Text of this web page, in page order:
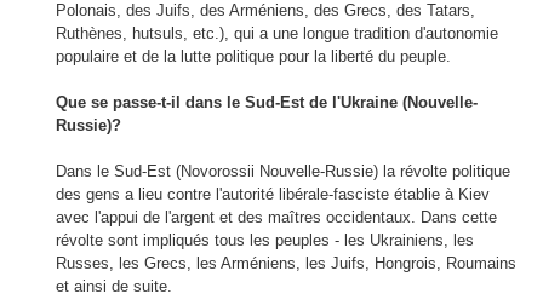
Polonais, des Juifs, des Arméniens, des Grecs, des Tatars,
Ruthènes, hutsuls, etc.), qui a une longue tradition d'autonomie
populaire et de la lutte politique pour la liberté du peuple.
Que se passe-t-il dans le Sud-Est de l'Ukraine (Nouvelle-
Russie)?
Dans le Sud-Est (Novorossii Nouvelle-Russie) la révolte politique
des gens a lieu contre l'autorité libérale-fasciste établie à Kiev
avec l'appui de l'argent et des maîtres occidentaux. Dans cette
révolte sont impliqués tous les peuples - les Ukrainiens, les
Russes, les Grecs, les Arméniens, les Juifs, Hongrois, Roumains
et ainsi de suite.